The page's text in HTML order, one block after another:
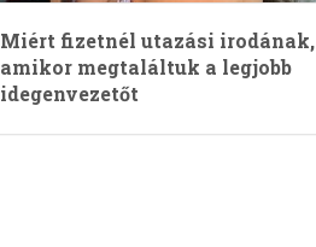
Miért fizetnél utazási irodának,
amikor megtaláltuk a legjobb
idegenvezetőt